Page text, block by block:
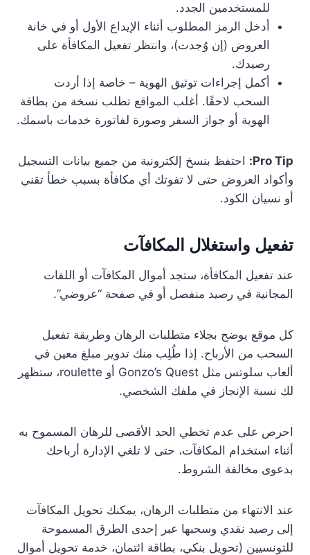
للمستخدمين الجدد.
أدخل الرمز المطلوب أثناء الإيداع الأول أو في خانة
العروض (إن وُجدت)، وانتظر تفعيل المكافأة على
رصيدك.
أكمل إجراءات توثيق الهوية – خاصة إذا أردت
السحب لاحقًا. أغلب المواقع تطلب نسخة من بطاقة
الهوية أو جواز السفر وصورة لفاتورة خدمات باسمك.
Pro Tip:
احتفظ بنسخ إلكترونية من جميع بيانات التسجيل
وأكواد العروض حتى لا تفوتك أي مكافأة بسبب خطأ تقني
أو نسيان الكود.
تفعيل واستغلال المكافآت
عند تفعيل المكافأة، ستجد أموال المكافآت أو اللفات
المجانية في رصيد منفصل أو في صفحة “عروضي”.
كل موقع يوضح بجلاء متطلبات الرهان وطريقة تفعيل
السحب من الأرباح. إذا طُلِب منك تدوير مبلغ معين في
ألعاب سلوتس مثل Gonzo’s Quest أو roulette، ستظهر
لك نسبة الإنجاز في ملفك الشخصي.
احرص على عدم تخطي الحد الأقصى للرهان المسموح به
أثناء استخدام المكافآت، حتى لا تلغي الإدارة أرباحك
بدعوى مخالفة الشروط.
عند الانتهاء من متطلبات الرهان، يمكنك تحويل المكافآت
إلى رصيد نقدي وسحبها عبر إحدى الطرق المسموحة
للتونسيين (تحويل بنكي، بطاقة ائتمان، خدمة تحويل أموال